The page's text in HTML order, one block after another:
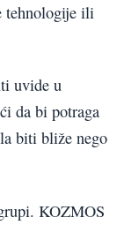
tehnologije ili
uvide u
da bi potraga
biti bliže nego
KOZMOS